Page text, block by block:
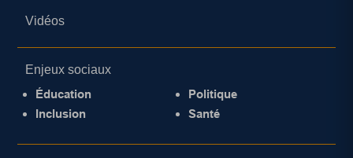
Vidéos
Enjeux sociaux
Éducation
Inclusion
Politique
Santé